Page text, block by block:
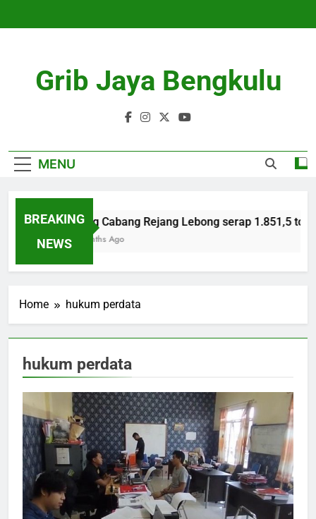
Grib Jaya Bengkulu
MENU
BREAKING
NEWS
Bulog Cabang Rejang Lebong serap 1.851,5 ton
4 Months Ago
Home hukum perdata
hukum perdata